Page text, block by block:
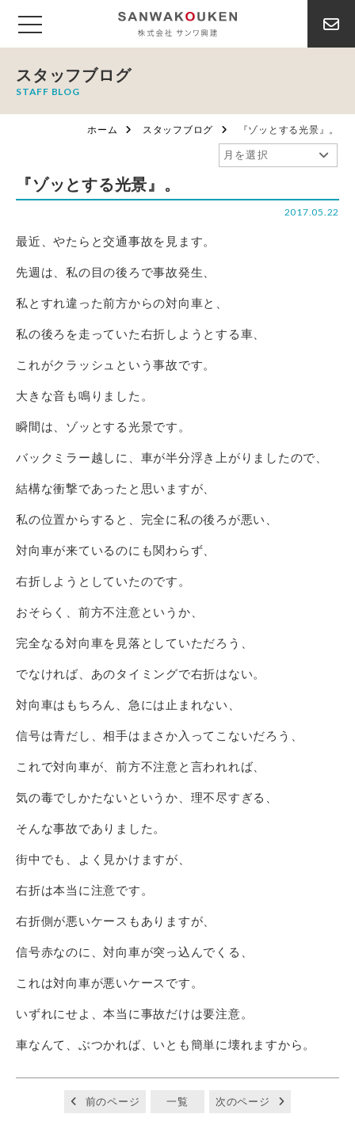
スタッフブログ
STAFF BLOG
ホーム スタッフブログ 『ゾッとする光景』。
『ゾッとする光景』。
2017.05.22
最近、やたらと交通事故を見ます。
先週は、私の目の後ろで事故発生、
私とすれ違った前方からの対向車と、
私の後ろを走っていた右折しようとする車、
これがクラッシュという事故です。
大きな音も鳴りました。
瞬間は、ゾッとする光景です。
バックミラー越しに、車が半分浮き上がりましたので、
結構な衝撃であったと思いますが、
私の位置からすると、完全に私の後ろが悪い、
対向車が来ているのにも関わらず、
右折しようとしていたのです。
おそらく、前方不注意というか、
完全なる対向車を見落としていただろう、
でなければ、あのタイミングで右折はない。
対向車はもちろん、急には止まれない、
信号は青だし、相手はまさか入ってこないだろう、
これで対向車が、前方不注意と言われれば、
気の毒でしかたないというか、理不尽すぎる、
そんな事故でありました。
街中でも、よく見かけますが、
右折は本当に注意です。
右折側が悪いケースもありますが、
信号赤なのに、対向車が突っ込んでくる、
これは対向車が悪いケースです。
いずれにせよ、本当に事故だけは要注意。
車なんて、ぶつかれば、いとも簡単に壊れますから。
前のページ 一覧 次のページ